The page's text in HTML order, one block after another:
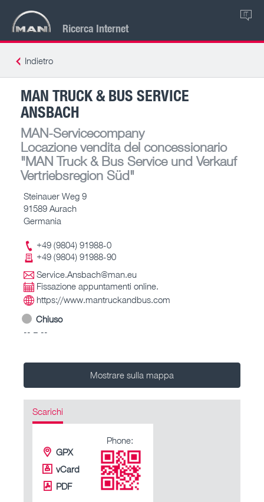
Ricerca Internet
IT
Indietro
MAN TRUCK & BUS SERVICE
ANSBACH
MAN-Servicecompany
Locazione vendita del concessionario
"MAN Truck & Bus Service und Verkauf
Vertriebsregion Süd"
Steinauer Weg 9
91589 Aurach
Germania
+49 (9804) 91988-0
+49 (9804) 91988-90
Service.Ansbach@man.eu
Fissazione appuntamenti online.
https://www.mantruckandbus.com
Chiuso
-- – --
Mostrare sulla mappa
Scarichi
GPX
vCard
PDF
Phone: